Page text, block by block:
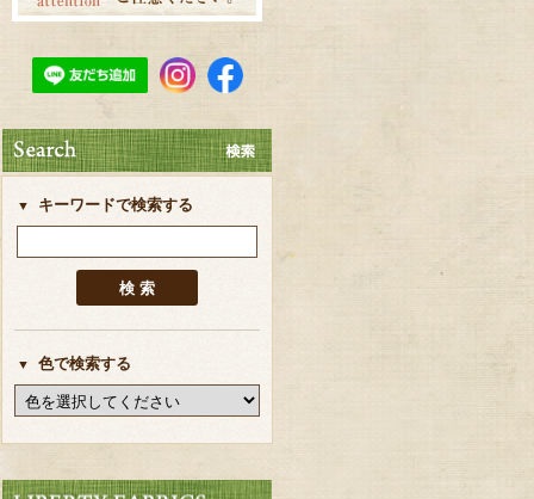
キーワードで検索する
色で検索する